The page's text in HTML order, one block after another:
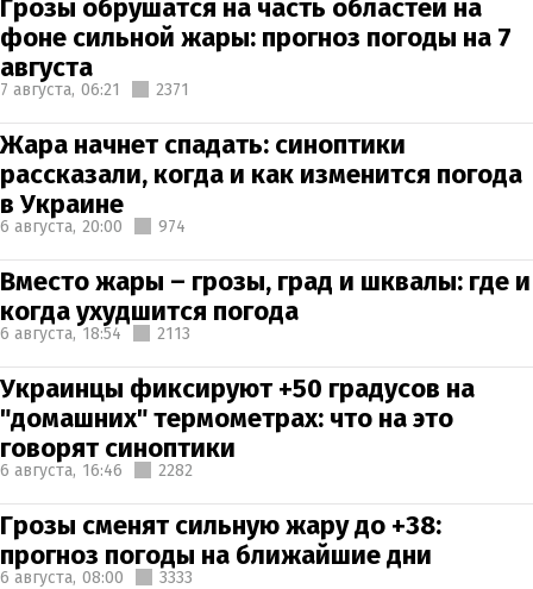
Грозы обрушатся на часть областей на
фоне сильной жары: прогноз погоды на 7
августа
7 августа, 06:21 2371
Жара начнет спадать: синоптики
рассказали, когда и как изменится погода
в Украине
6 августа, 20:00 974
Вместо жары – грозы, град и шквалы: где и
когда ухудшится погода
6 августа, 18:54 2113
Украинцы фиксируют +50 градусов на
"домашних" термометрах: что на это
говорят синоптики
6 августа, 16:46 2282
Грозы сменят сильную жару до +38:
прогноз погоды на ближайшие дни
6 августа, 08:00 3333